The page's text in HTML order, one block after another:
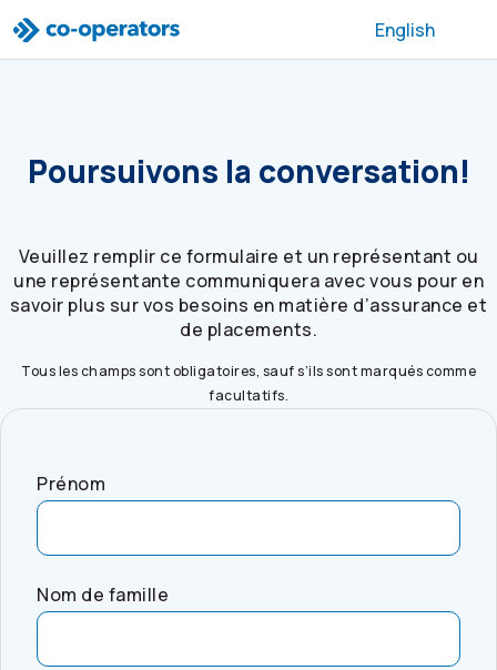
Passer à la recherche
Passer au menu principal
Passer au contenu principal
Passer au pied de page English
Poursuivons la conversation!
Veuillez remplir ce formulaire et un représentant ou
une représentante communiquera avec vous pour en
savoir plus sur vos besoins en matière d’assurance et
de placements.
Tous les champs sont obligatoires, sauf s’ils sont marqués comme
facultatifs.
Prénom
Nom de famille